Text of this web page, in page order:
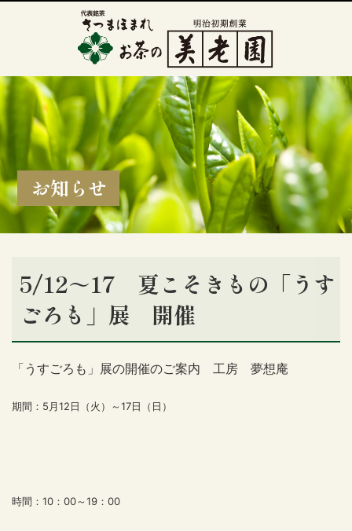
お知らせ
5/12～17 夏こそきもの「うす
ごろも」展 開催
「うすごろも」展の開催のご案内 工房 夢想庵
期間：5月12日（火）～17日（日）
時間：10：00～19：00